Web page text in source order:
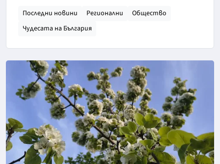
Последни новини Регионални
Общество
Чудесата на България